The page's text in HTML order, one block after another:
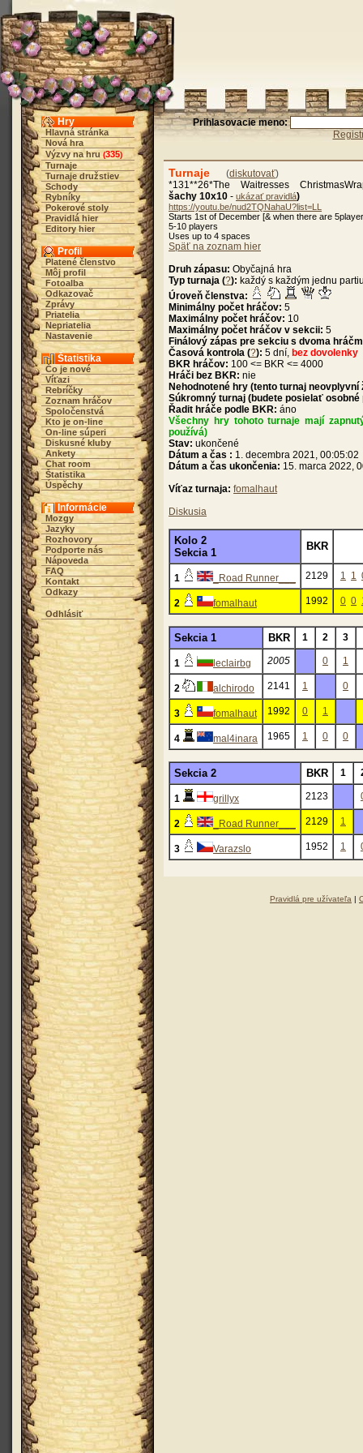
Hry
Hlavná stránka
Nová hra
Výzvy na hru (335)
Turnaje
Turnaje družstiev
Schody
Rybníky
Pokerové stoly
Pravidlá hier
Editory hier
Profil
Platené členstvo
Môj profil
Fotoalba
Odkazovač
Zprávy
Priatelia
Nepriatelia
Nastavenie
Štatistika
Čo je nové
Víťazi
Rebríčky
Zoznam hráčov
Spoločenstvá
Kto je on-line
On-line súperi
Diskusné kluby
Ankety
Chat room
Štatistika
Úspěchy
Informácie
Mozgy
Jazyky
Rozhovory
Podporte nás
Nápoveda
FAQ
Kontakt
Odkazy
Odhlásiť
Prihlasovacie meno:
Turnaje (diskutovať)
*131**26*The Waitresses
šachy 10x10 - ukázať pravidlá)
https://youtu.be/nud2TQNahaU?list=LL
Starts 1st of December [& when there are
5-10 players
Uses up to 4 spaces
Späť na zoznam hier
Druh zápasu: Obyčajná hra
Typ turnaja (?): každý s každým jednu
Úroveň členstva:
Minimálny počet hráčov: 5
Maximálny počet hráčov: 10
Maximálny počet hráčov v sekcii: 5
Finálový zápas pre sekciu s dvoma
Časová kontrola (?): 5 dní, bez dovolenky
BKR hráčov: 100 <= BKR <= 4000
Hráči bez BKR: nie
Nehodnotené hry (tento turnaj neovplyvní
Súkromný turnaj (budete posielať osobné
Řadit hráče podle BKR: áno
Všechny hry tohoto turnaje mají
používá)
Stav: ukončené
Dátum a čas : 1. decembra 2021, 00:05:02
Dátum a čas ukončenia: 15. marca 2022,
Víťaz turnaja: fomalhaut
Diskusia
Kolo 2
Sekcia 1
BKR
1 _Road Runner___ 2129 1 1
2 fomalhaut 1992 0 0
Sekcia 1 BKR 1 2 3
1 leclairbg 2005 0 1
2 alchirodo 2141 1 0
3 fomalhaut 1992 0 1
4 mal4inara 1965 1 0 0
Sekcia 2 BKR 1
1 grillyx 2123
2 _Road Runner___ 2129 1
3 Varazslo 1952 1
Pravidlá pre užívateľa |